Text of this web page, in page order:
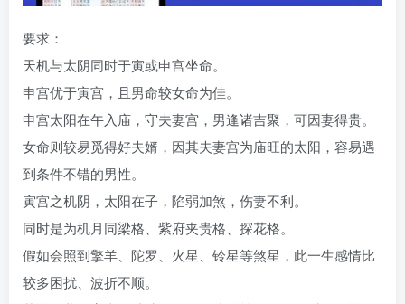
要求：
天机与太阴同时于寅或申宫坐命。
申宫优于寅宫，且男命较女命为佳。
申宫太阳在午入庙，守夫妻宫，男逢诸吉聚，可因妻得贵。
女命则较易觅得好夫婿，因其夫妻宫为庙旺的太阳，容易遇
到条件不错的男性。
寅宫之机阴，太阳在子，陷弱加煞，伤妻不利。
同时是为机月同梁格、紫府夹贵格、探花格。
假如会照到擎羊、陀罗、火星、铃星等煞星，此一生感情比
较多困扰、波折不顺。